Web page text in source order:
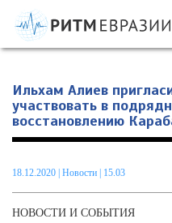
Информационно-аналитическое
проблемам интеграции на
Ильхам Алиев
участвовать в
восстановлению
18.12.2020 Новости | 15.03
НОВОСТИ И СОБЫТИЯ